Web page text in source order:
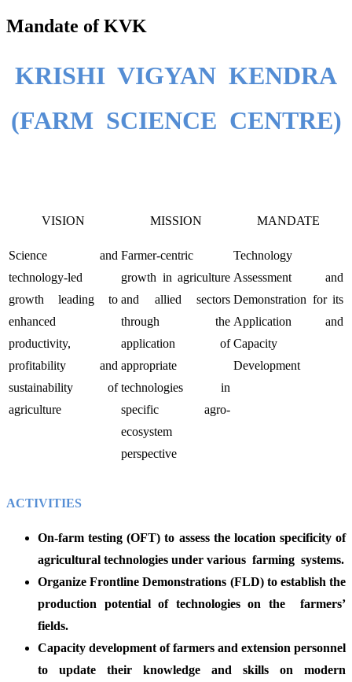
Mandate of KVK
KRISHI VIGYAN KENDRA
(FARM SCIENCE CENTRE)
VISION
Science and
technology-led
growth leading to
enhanced
productivity,
profitability and
sustainability of
agriculture
MISSION
Farmer-centric
growth in agriculture
and allied sectors
through the
application of
appropriate
technologies in
specific agro-
ecosystem
perspective
MANDATE
Technology
Assessment and
Demonstration for its
Application and
Capacity
Development
ACTIVITIES
On-farm testing (OFT) to assess the location specificity of
agricultural technologies under various farming systems.
Organize Frontline Demonstrations (FLD) to establish the
production potential of technologies on the farmers’
fields.
Capacity development of farmers and extension personnel
to update their knowledge and skills on modern